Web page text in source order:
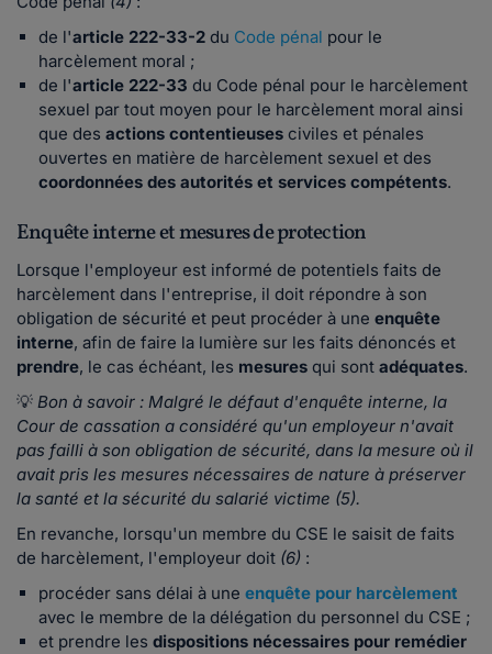
de l'article 222-33-2 du Code pénal pour le
harcèlement moral ;
de l'article 222-33 du Code pénal pour le harcèlement
sexuel par tout moyen pour le harcèlement moral ainsi
que des actions contentieuses civiles et pénales
ouvertes en matière de harcèlement sexuel et des
coordonnées des autorités et services compétents.
Enquête interne et mesures de protection
Lorsque l'employeur est informé de potentiels faits de
harcèlement dans l'entreprise, il doit répondre à son
obligation de sécurité et peut procéder à une enquête
interne, afin de faire la lumière sur les faits dénoncés et
prendre, le cas échéant, les mesures qui sont adéquates.
💡 Bon à savoir : Malgré le défaut d'enquête interne, la
Cour de cassation a considéré qu'un employeur n'avait
pas failli à son obligation de sécurité, dans la mesure où il
avait pris les mesures nécessaires de nature à préserver
la santé et la sécurité du salarié victime (5).
En revanche, lorsqu'un membre du CSE le saisit de faits
de harcèlement, l'employeur doit (6) :
procéder sans délai à une enquête pour harcèlement
avec le membre de la délégation du personnel du CSE ;
et prendre les dispositions nécessaires pour remédier